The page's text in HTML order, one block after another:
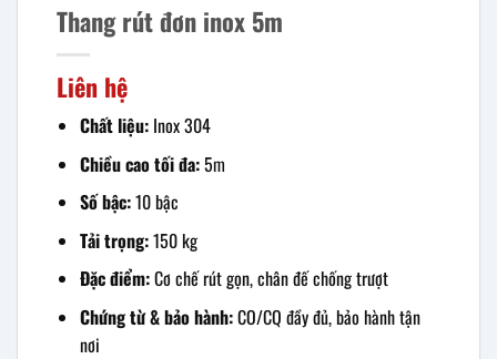
Thang rút đơn inox 5m
Liên hệ
Chất liệu:Inox 304
Chiều cao tối đa:5m
Số bậc:10 bậc
Tải trọng:150 kg
Đặc điểm:Cơ chế rút gọn, chân đế chống trượt
Chứng từ & bảo hành:CO/CQ đầy đủ, bảo hành tận
nơi